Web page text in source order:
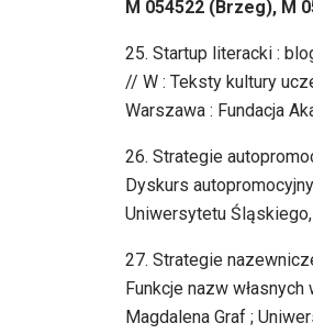
M 054522 (Brzeg), M
25. Startup literacki :
// W : Teksty kultury
Warszawa : Fundacja
26. Strategie
Dyskurs
Uniwersytetu
27. Strategie
Funkcje nazw
Magdalena Graf ;